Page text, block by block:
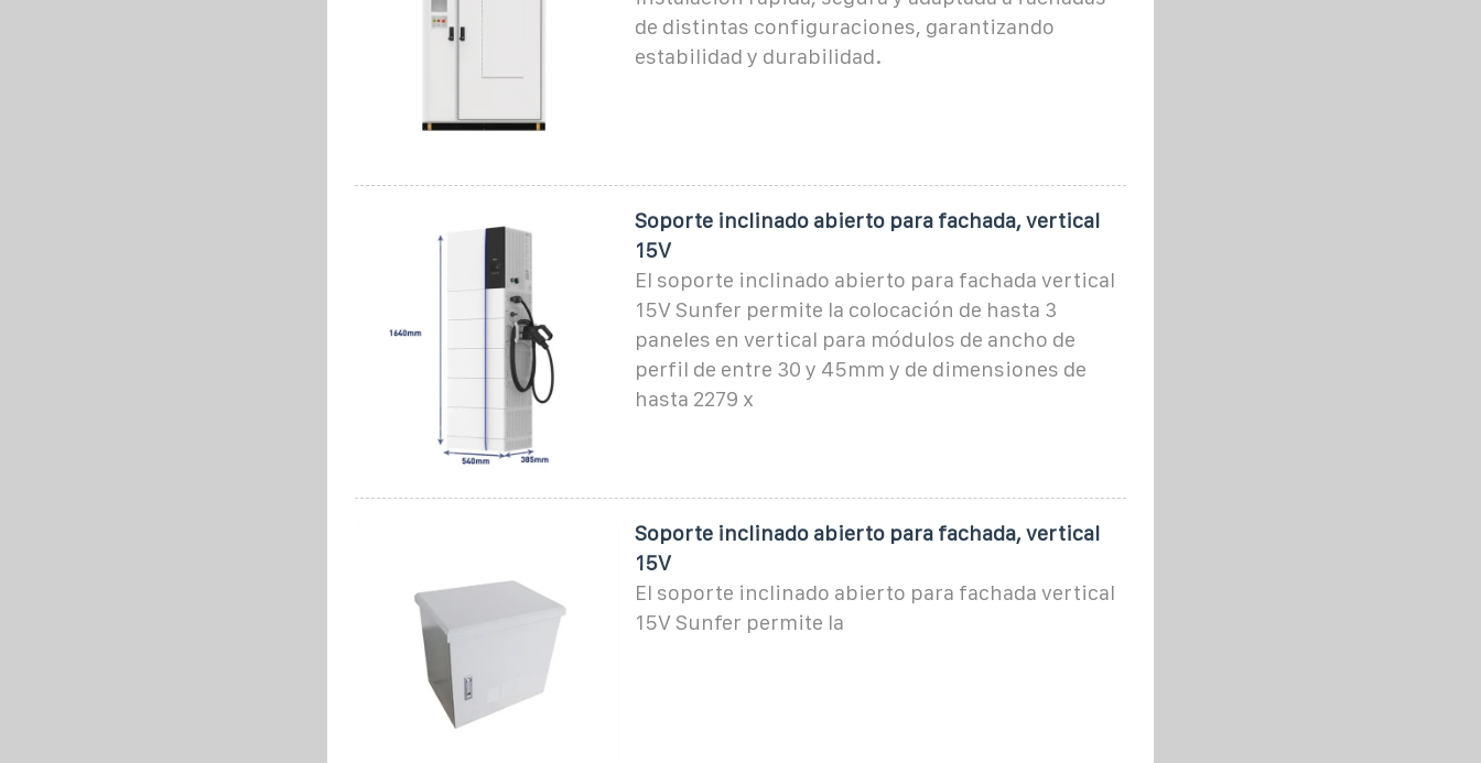
de distintas configuraciones, garantizando
estabilidad y durabilidad.
Soporte inclinado abierto para fachada, vertical
15V
El soporte inclinado abierto para fachada vertical
15V Sunfer permite la colocación de hasta 3
paneles en vertical para módulos de ancho de
perfil de entre 30 y 45mm y de dimensiones de
hasta 2279 x
Soporte inclinado abierto para fachada, vertical
15V
El soporte inclinado abierto para fachada vertical
15V Sunfer permite la